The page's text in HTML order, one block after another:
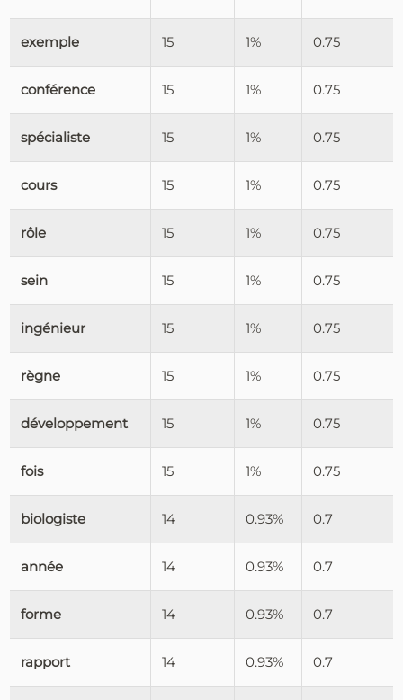
exemple 15 1% 0.75
conférence 15 1% 0.75
spécialiste 15 1% 0.75
cours 15 1% 0.75
rôle 15 1% 0.75
sein 15 1% 0.75
ingénieur 15 1% 0.75
règne 15 1% 0.75
développement 15 1% 0.75
fois 15 1% 0.75
biologiste 14 0.93% 0.7
année 14 0.93% 0.7
forme 14 0.93% 0.7
rapport 14 0.93% 0.7